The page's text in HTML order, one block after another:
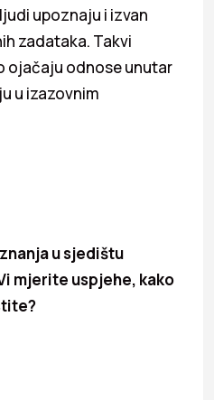
upoznaju i izvan
zadataka. Takvi
odnose unutar
u izazovnim
u sjedištu
mjerite uspjehe, kako